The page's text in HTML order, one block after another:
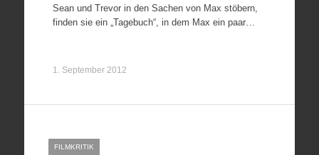
Sean und Trevor in den Sachen von Max stöbern,
finden sie ein „Tagebuch“, in dem Max ein paar…
1. September 2012
FILMKRITIK